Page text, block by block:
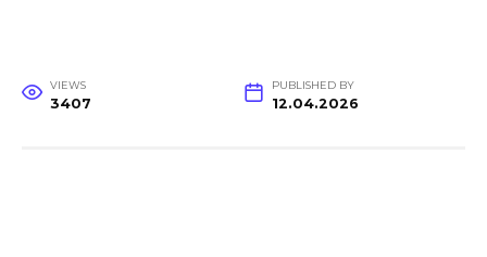
VIEWS
3407
PUBLISHED BY
12.04.2026